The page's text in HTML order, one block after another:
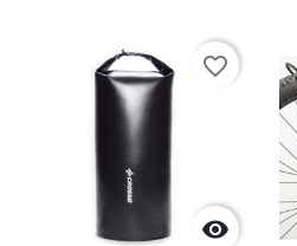

favorite_border